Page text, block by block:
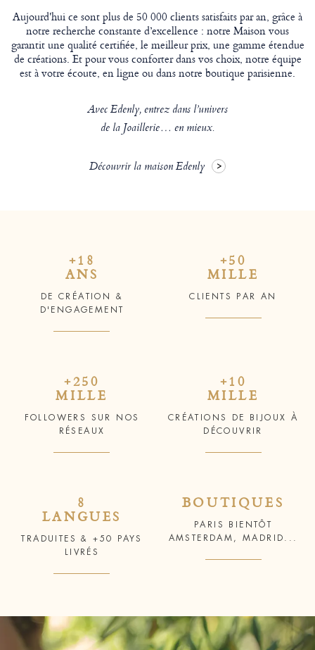
Aujourd'hui ce sont plus de 50 000 clients satisfaits par an, grâce à
notre recherche constante d’excellence : notre Maison vous
garantit une qualité certifiée, le meilleur prix, une gamme étendue
de créations. Et pour vous conforter dans vos choix, notre équipe
est à votre écoute, en ligne ou dans notre boutique parisienne.
Avec Edenly, entrez dans l’univers
de la Joaillerie… en mieux.
Découvrir la maison Edenly
+18
ANS
DE CRÉATION &
D'ENGAGEMENT
+50
MILLE
CLIENTS PAR AN
+250
MILLE
FOLLOWERS SUR NOS
RÉSEAUX
+10
MILLE
CRÉATIONS DE BIJOUX À
DÉCOUVRIR
8
LANGUES
TRADUITES & +50 PAYS
LIVRÉS
BOUTIQUES
PARIS BIENTÔT
AMSTERDAM, MADRID...